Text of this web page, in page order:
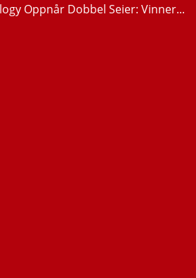
Oppnår Dobbel Seier: Vinner...